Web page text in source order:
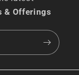
& Offerings